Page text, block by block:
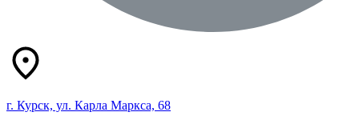
г. Курск, ул. Карла Маркса, 68